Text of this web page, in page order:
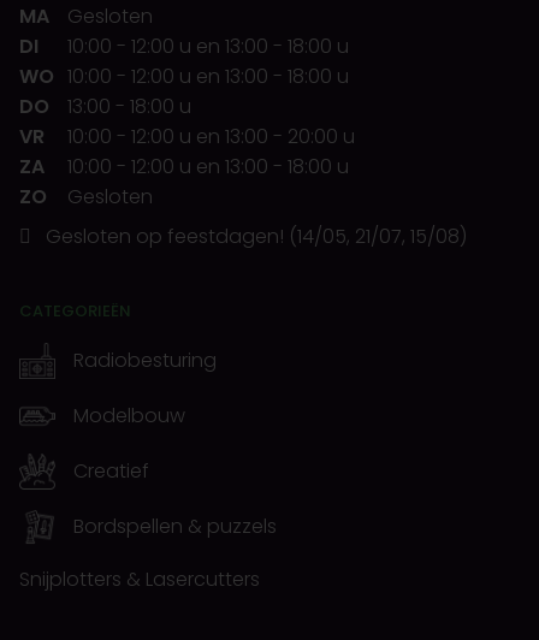
MA
Gesloten
DI
10:00 - 12:00 u en 13:00 - 18:00 u
WO 10:00 - 12:00 u en 13:00 - 18:00 u
DO
13:00 - 18:00 u
VR
10:00 - 12:00 u en 13:00 - 20:00 u
ZA
10:00 - 12:00 u en 13:00 - 18:00 u
ZO
Gesloten
Gesloten op feestdagen! (14/05, 21/07, 15/08)
CATEGORIEËN
Radiobesturing
Modelbouw
Creatief
Bordspellen & puzzels
Snijplotters & Lasercutters